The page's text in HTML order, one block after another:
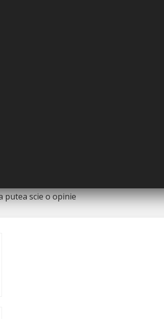
al producatorului. Nuanta, tonul si
si pot diferi in orice mod (culoare,
prezenta abateri minore de la pozele si
de actualizarile producatorilor fara
putea scie o opinie